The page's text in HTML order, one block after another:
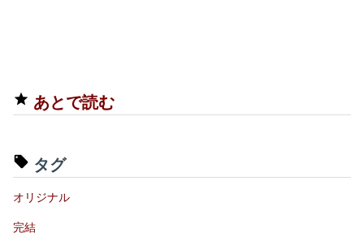
あとで読む
タグ
オリジナル
完結